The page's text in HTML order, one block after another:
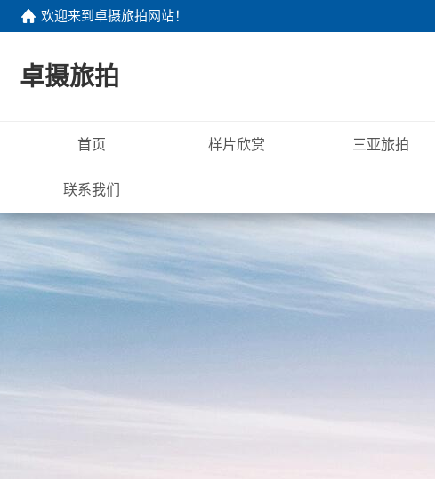
欢迎来到 卓摄旅拍网站！
卓摄旅拍
首页 样片欣赏 三亚旅拍
联系我们